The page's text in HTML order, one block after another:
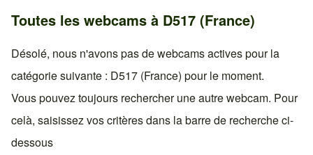
Toutes les webcams à D517 (France)
Désolé, nous n'avons pas de webcams actives pour la
catégorie suivante : D517 (France) pour le moment.
Vous pouvez toujours rechercher une autre webcam. Pour
celà, saisissez vos critères dans la barre de recherche ci-
dessous